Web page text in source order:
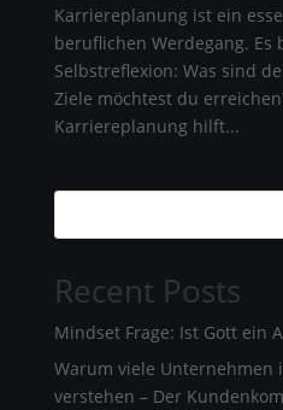
Karriereplanung ist ein
beruflichen Werdegang.
Selbstreflexion: Was sind
Ziele möchtest du
Karriereplanung hilft...
Recent Posts
Mindset Frage: Ist Gott ein
Warum viele
verstehen – Der